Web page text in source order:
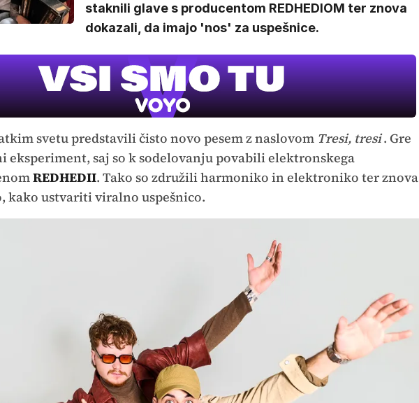
staknili glave s producentom REDHEDIOM ter znova
dokazali, da imajo 'nos' za uspešnice.
svetu predstavili čisto novo pesem z naslovom Tresi, tresi. Gre
eksperiment, saj so k sodelovanju povabili elektronskega
REDHEDII. Tako so združili harmoniko in elektroniko ter znova
kako ustvariti viralno uspešnico.